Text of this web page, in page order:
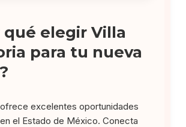
qué elegir Villa
para tu nueva
excelentes oportunidades
el Estado de México. Conecta